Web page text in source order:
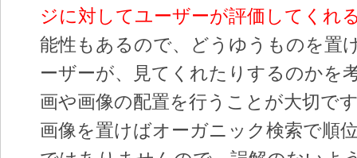
ジに対してユーザーが評価してくれ
能性もあるので、どうゆうものを置
ーザーが、見てくれたりするのかを
画や画像の配置を行うことが大切で
画像を置けばオーガニック検索で順